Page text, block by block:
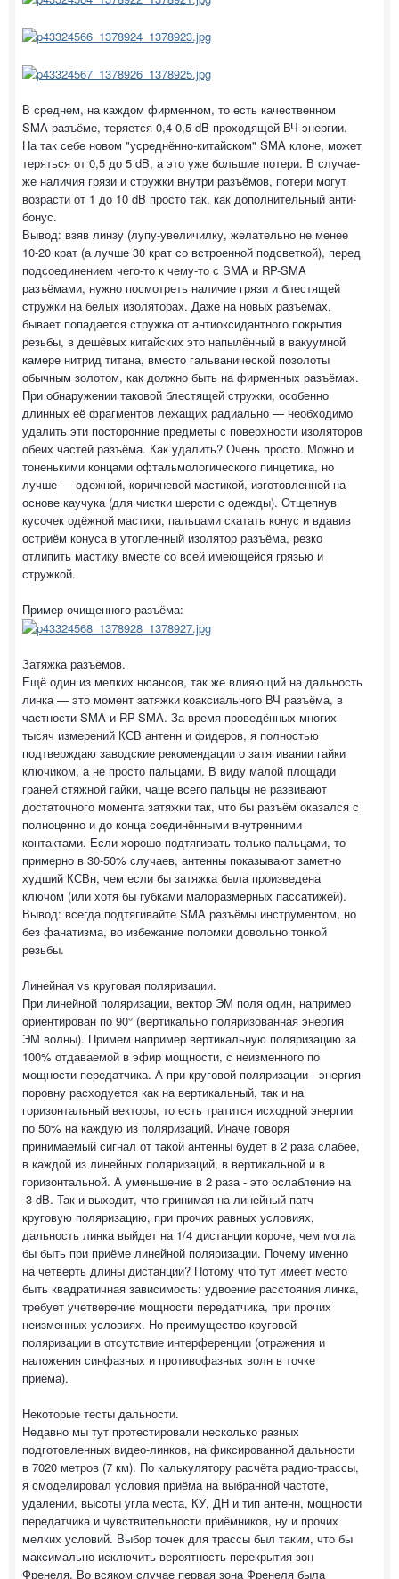
В среднем, на каждом фирменном, то есть качественном
SMA разъёме, теряется 0,4-0,5 dB проходящей ВЧ энергии.
На так себе новом "усреднённо-китайском" SMA клоне, может
теряться от 0,5 до 5 dB, а это уже большие потери. В случае-
же наличия грязи и стружки внутри разъёмов, потери могут
возрасти от 1 до 10 dB просто так, как дополнительный анти-
бонус.
Вывод: взяв линзу (лупу-увеличилку, желательно не менее
10-20 крат (а лучше 30 крат со встроенной подсветкой), перед
подсоединением чего-то к чему-то с SMA и RP-SMA
разъёмами, нужно посмотреть наличие грязи и блестящей
стружки на белых изоляторах. Даже на новых разъёмах,
бывает попадается стружка от антиоксидантного покрытия
резьбы, в дешёвых китайских это напылённый в вакуумной
камере нитрид титана, вместо гальванической позолоты
обычным золотом, как должно быть на фирменных разъёмах.
При обнаружении таковой блестящей стружки, особенно
длинных её фрагментов лежащих радиально — необходимо
удалить эти посторонние предметы с поверхности изоляторов
обеих частей разъёма. Как удалить? Очень просто. Можно и
тоненькими концами офтальмологического пинцетика, но
лучше — одежной, коричневой мастикой, изготовленной на
основе каучука (для чистки шерсти с одежды). Отщепнув
кусочек одёжной мастики, пальцами скатать конус и вдавив
остриём конуса в утопленный изолятор разъёма, резко
отлипить мастику вместе со всей имеющейся грязью и
стружкой.
Пример очищенного разъёма:
Затяжка разъёмов.
Ещё один из мелких нюансов, так же влияющий на дальность
линка — это момент затяжки коаксиального ВЧ разъёма, в
частности SMA и RP-SMA. За время проведённых многих
тысяч измерений КСВ антенн и фидеров, я полностью
подтверждаю заводские рекомендации о затягивании гайки
ключиком, а не просто пальцами. В виду малой площади
граней стяжной гайки, чаще всего пальцы не развивают
достаточного момента затяжки так, что бы разъём оказался с
полноценно и до конца соединёнными внутренними
контактами. Если хорошо подтягивать только пальцами, то
примерно в 30-50% случаев, антенны показывают заметно
худший КСВн, чем если бы затяжка была произведена
ключом (или хотя бы губками малоразмерных пассатижей).
Вывод: всегда подтягивайте SMA разъёмы инструментом, но
без фанатизма, во избежание поломки довольно тонкой
резьбы.
Линейная vs круговая поляризации.
При линейной поляризации, вектор ЭМ поля один, например
ориентирован по 90° (вертикально поляризованная энергия
ЭМ волны). Примем например вертикальную поляризацию за
100% отдаваемой в эфир мощности, с неизменного по
мощности передатчика. А при круговой поляризации - энергия
поровну расходуется как на вертикальный, так и на
горизонтальный векторы, то есть тратится исходной энергии
по 50% на каждую из поляризаций. Иначе говоря
принимаемый сигнал от такой антенны будет в 2 раза слабее,
в каждой из линейных поляризаций, в вертикальной и в
горизонтальной. А уменьшение в 2 раза - это ослабление на
-3 dB. Так и выходит, что принимая на линейный патч
круговую поляризацию, при прочих равных условиях,
дальность линка выйдет на 1/4 дистанции короче, чем могла
бы быть при приёме линейной поляризации. Почему именно
на четверть длины дистанции? Потому что тут имеет место
быть квадратичная зависимость: удвоение расстояния линка,
требует учетверение мощности передатчика, при прочих
неизменных условиях. Но преимущество круговой
поляризации в отсутствие интерференции (отражения и
наложения синфазных и противофазных волн в точке
приёма).
Некоторые тесты дальности.
Недавно мы тут протестировали несколько разных
подготовленных видео-линков, на фиксированной дальности
в 7020 метров (7 км). По калькулятору расчёта радио-трассы,
я смоделировал условия приёма на выбранной частоте,
удалении, высоты угла места, КУ, ДН и тип антенн, мощности
передатчика и чувствительности приёмников, ну и прочих
мелких условий. Выбор точек для трассы был таким, что бы
максимально исключить вероятность перекрытия зон
Френеля. Во всяком случае первая зона Френеля была